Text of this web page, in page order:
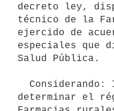
decreto ley,
técnico de la
ejercido de
especiales que
Salud Pública.
determinar el